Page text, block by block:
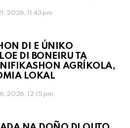
2026, 11:43 pm
DI E ÚNIKO
DI BONEIRU TA
AGRÍKOLA,
LOKAL
2026, 12:15 pm